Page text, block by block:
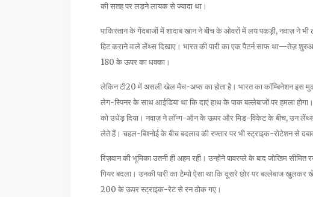
की सतह पर लड़ने लायक से ज्यादा था।
पाकिस्तान के गेंदबाजों में शादाब खान ने बीच के ओवरों में लय पकड़ी, नवाज़ ने
हिट कराने वाले लेंथ्स दिखाए। भारत की पारी का एक पैटर्न साफ था—तेज़
180 के ऊपर का धक्का।
लेकिन टी20 में असली खेल मैच-अप्स का होता है। भारत का कॉम्बिनेशन इस
लेग-स्पिनर के साथ आईडिया था कि दाएं हाथ के पाक बल्लेबाजों पर हमला
को उधेड़ दिया। नवाज़ ने लॉन्ग-ऑन के ऊपर और मिड-विकेट के बीच, उन लेंथ्स
लेते हैं। चहल-बिश्नोई के बीच बदलाव की रफ्तार पर भी स्ट्राइक-रोटेशन से
रिज़वान की भूमिका उतनी ही अहम रही। उन्होंने पावरप्ले के बाद जोखिम
गियर बदला। उनकी पारी का टेम्पो ऐसा था कि दूसरे छोर पर बल्लेबाज
200 के ऊपर स्ट्राइक-रेट से रन ठोक गए।